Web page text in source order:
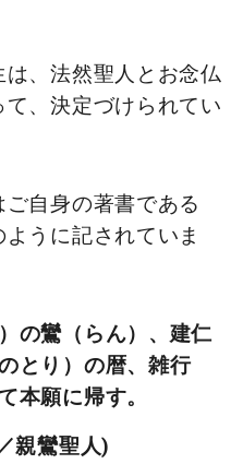
、法然聖人とお念仏
、決定づけられてい
自身の著書である
ように記されていま
の鸞（らん）、建仁
とり）の暦、雑行
本願に帰す。
親鸞聖人)